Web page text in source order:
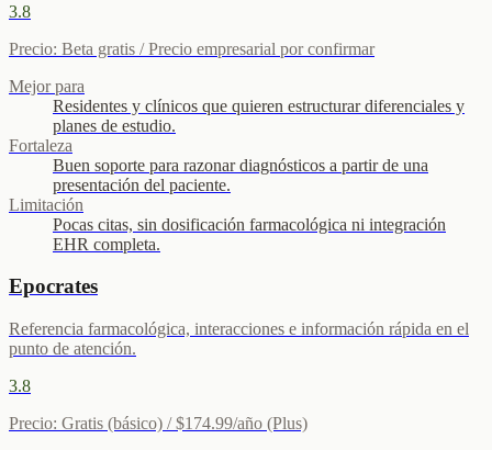
3.8
Precio: Beta gratis / Precio empresarial por confirmar
Mejor para
Residentes y clínicos que quieren estructurar diferenciales y
planes de estudio.
Fortaleza
Buen soporte para razonar diagnósticos a partir de una
presentación del paciente.
Limitación
Pocas citas, sin dosificación farmacológica ni integración
EHR completa.
Epocrates
Referencia farmacológica, interacciones e información rápida en el
punto de atención.
3.8
Precio: Gratis (básico) / $174.99/año (Plus)